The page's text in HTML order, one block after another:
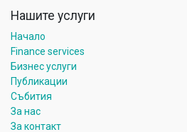
Нашите услуги
Начало
Finance services
Бизнес услуги
Публикации
Събития
За нас
За контакт